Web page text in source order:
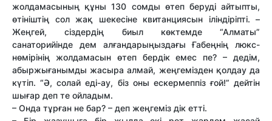
жолдамасының құны 130 сомды өтеп беруді айтыпты,
өтініштің сол жақ шекесіне квитанциясын іліндіріпті. –
Жеңгей, сіздердің биыл көктемде “Алматы”
санаторийінде дем алғандарыңыздағы Ғабеңнің люкс-
нөмірінің жолдамасын өтеп бердік емес пе? – дедім,
абыржығанымды жасыра алмай, жеңгемізден қолдау да
күтіп. “Ә, солай еді-ау, біз оны ескермеппіз ғой!” дейтін
шығар деп те ойладым.
– Онда тұрған не бар? – деп жеңгеміз дік етті.